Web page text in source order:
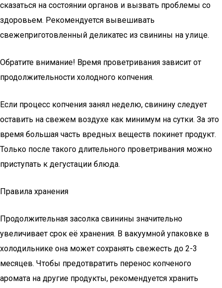
сказаться на состоянии органов и вызвать проблемы со
здоровьем. Рекомендуется вывешивать
свежеприготовленный деликатес из свинины на улице.
Обратите внимание! Время проветривания зависит от
продолжительности холодного копчения.
Если процесс копчения занял неделю, свинину следует
оставить на свежем воздухе как минимум на сутки. За это
время большая часть вредных веществ покинет продукт.
Только после такого длительного проветривания можно
приступать к дегустации блюда.
Правила хранения
Продолжительная засолка свинины значительно
увеличивает срок её хранения. В вакуумной упаковке в
холодильнике она может сохранять свежесть до 2-3
месяцев. Чтобы предотвратить перенос копченого
аромата на другие продукты, рекомендуется хранить